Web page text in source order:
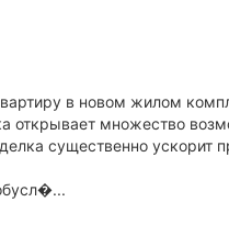
в новом жилом
открывает множество
существенно ускорит